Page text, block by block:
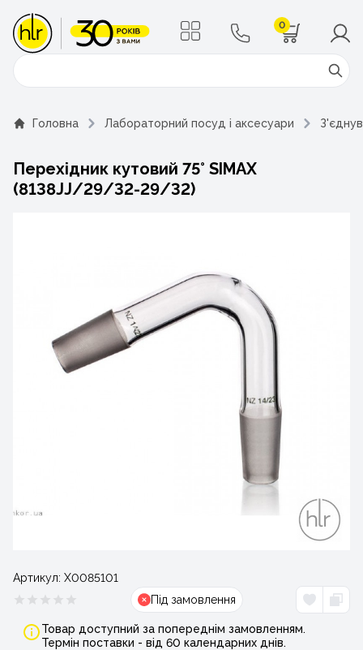
0
Поиск
Головна Лабораторний посуд і аксесуари
Перехідник кутовий 75° SIMAX
(8138JJ/29/32-29/32)
Артикул: Х0085101
Під замовлення
Товар доступний за попереднім замовленням.
Термін поставки - від 60 календарних днів.